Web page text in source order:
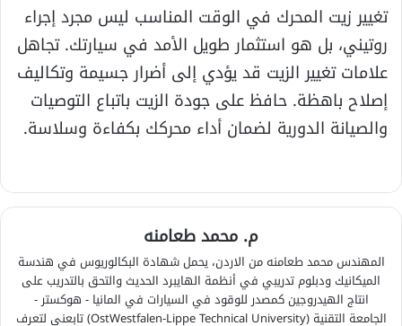
تغيير زيت المحرك في الوقت المناسب ليس مجرد إجراء
روتيني، بل هو استثمار طويل الأمد في سيارتك. تجاهل
علامات تغيير الزيت قد يؤدي إلى أضرار جسيمة وتكاليف
إصلاح باهظة. حافظ على جودة الزيت باتباع التوصيات
والصيانة الدورية لضمان أداء محركك بكفاءة وسلاسة.
م. محمد طعامنه
المهندس محمد طعامنه من الاردن، يحمل شهادة البكالوريوس في هندسة
الميكانيك ودبلوم تدريبي في أنظمة الهايبرد الحديث والتحق بالتدريب على
انتاج الهيدروجين كمصدر للوقود في السيارات في المانيا - هوكستر -
الجامعة التقنية (OstWestfalen-Lippe Technical University) تابعني لتعرف